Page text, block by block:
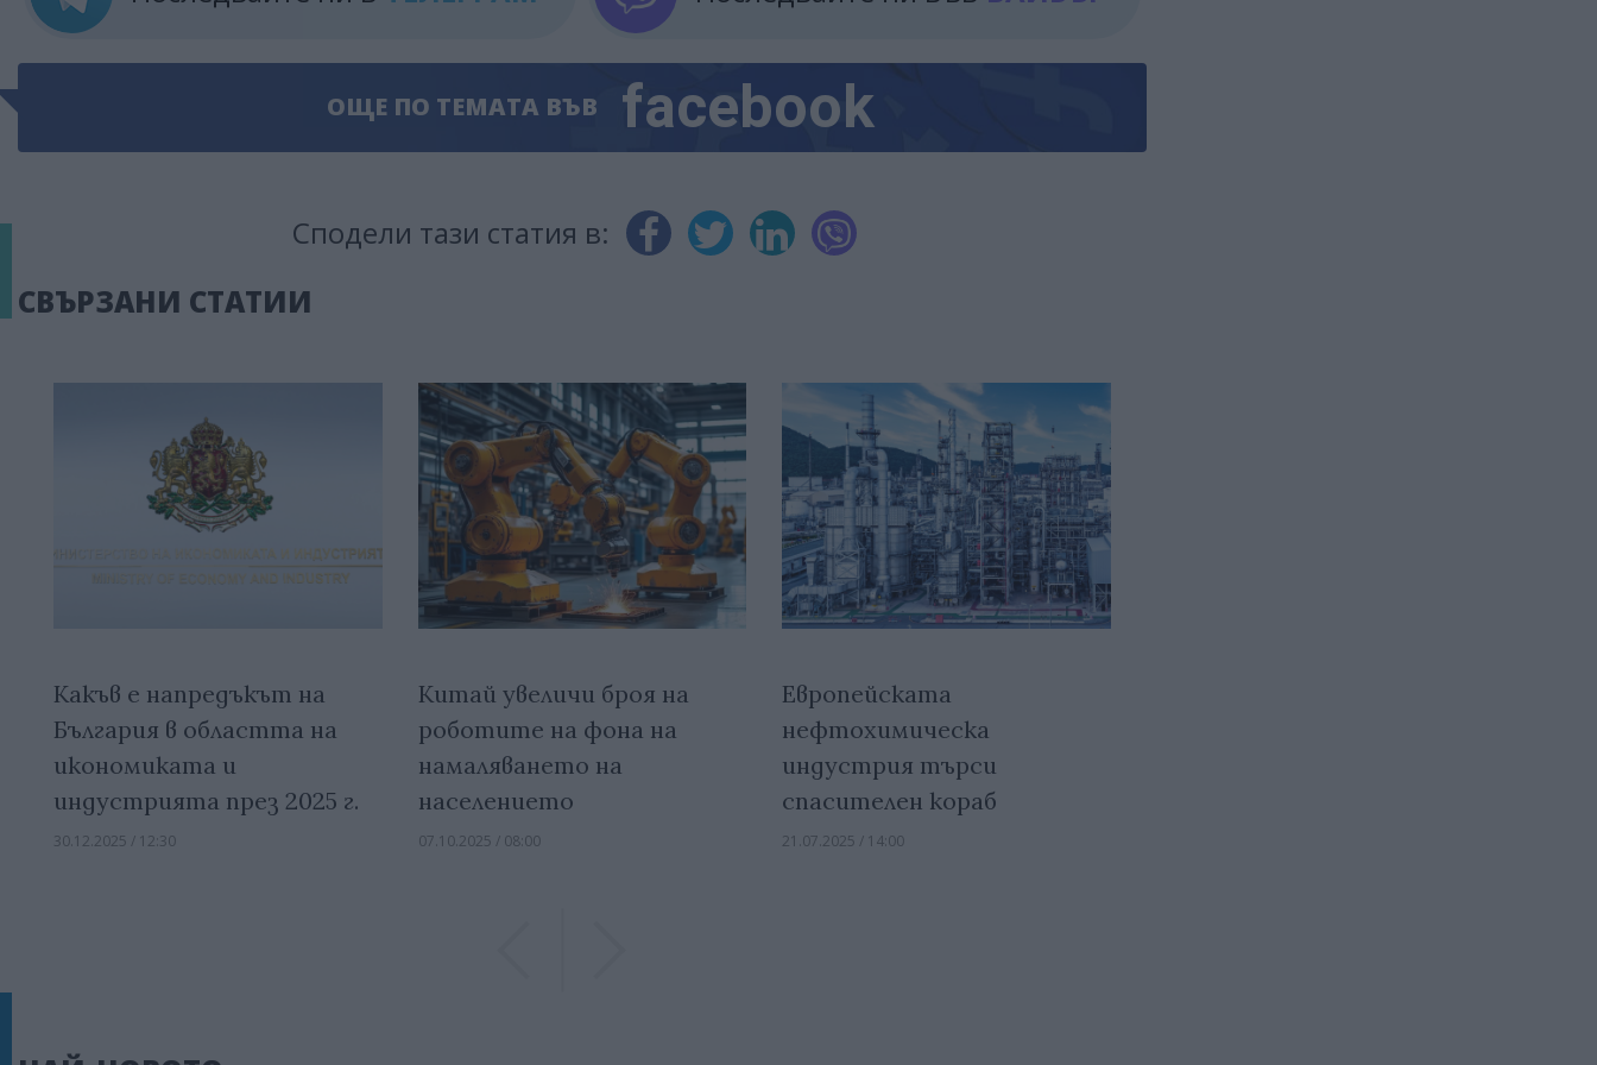
ОЩЕ ПО ТЕМАТА ВЪВ facebook
Сподели тази статия в:
СВЪРЗАНИ СТАТИИ
Какъв е напредъкът на
България в областта на
икономиката и
индустрията през 2025 г.
30.12.2025 / 12:30
Китай увеличи броя на
роботите на фона на
намаляването на
населението
07.10.2025 / 08:00
Европейската
нефтохимическа
индустрия търси
спасителен кораб
21.07.2025 / 14:00